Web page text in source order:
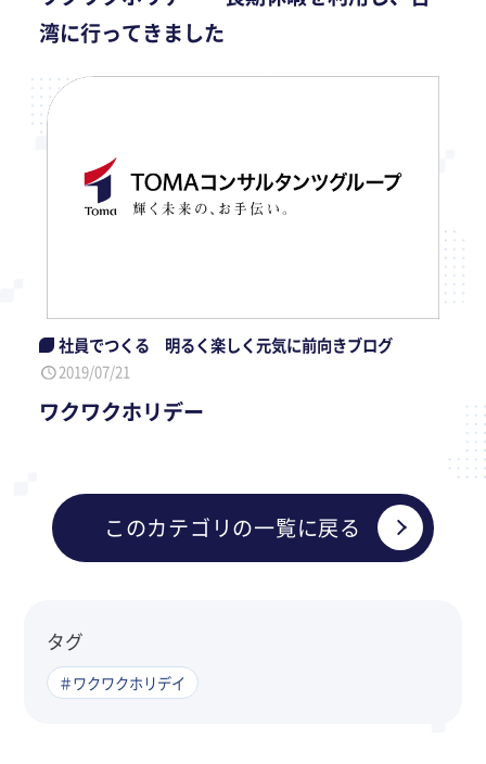
湾に行ってきました
社員でつくる 明るく楽しく元気に前向きブログ
2019/07/21
ワクワクホリデー
このカテゴリの一覧に戻る
タグ
＃ワクワクホリデイ